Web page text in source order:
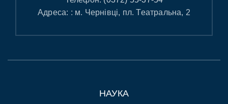
Адреса: : м. Чернівці, пл. Театральна, 2
НАУКА